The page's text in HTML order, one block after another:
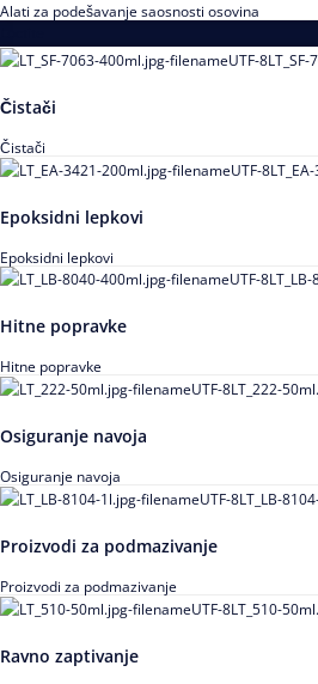
Alati za podešavanje saosnosti osovina
Čistači
Čistači
Epoksidni lepkovi
Epoksidni lepkovi
Hitne popravke
Hitne popravke
Osiguranje navoja
Osiguranje navoja
Proizvodi za podmazivanje
Proizvodi za podmazivanje
Ravno zaptivanje